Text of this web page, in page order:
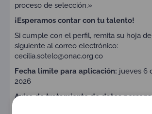
proceso de selección.»
¡Esperamos contar con tu talento!
Si cumple con el perfil, remita su hoja
siguiente al correo electrónico:
cecilia.sotelo@onac.org.co
Fecha límite para aplicación: jueves 6
2026
Aviso de tratamiento de datos